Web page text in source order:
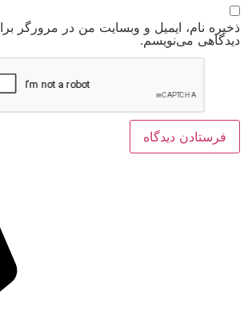
ذخیره نام، ایمیل و وبسایت من در مرورگر
دیدگاهی می‌نویسم.